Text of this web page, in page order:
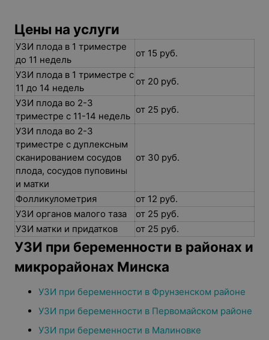
Цены на услуги
УЗИ плода в 1 триместре
до 11 недель
от 15 руб.
УЗИ плода в 1 триместре с
11 до 14 недель
от 20 руб.
УЗИ плода во 2-3
триместре с 11-14 недель
от 25 руб.
УЗИ плода во 2-3
триместре с дуплексным
сканированием сосудов
плода, сосудов пуповины
и матки
от 30 руб.
Фолликулометрия
от 12 руб.
УЗИ органов малого таза
от 25 руб.
УЗИ матки и придатков
от 25 руб.
УЗИ при беременности в районах и
микрорайонах Минска
УЗИ при беременности в Фрунзенском районе
УЗИ при беременности в Первомайском районе
УЗИ при беременности в Малиновке